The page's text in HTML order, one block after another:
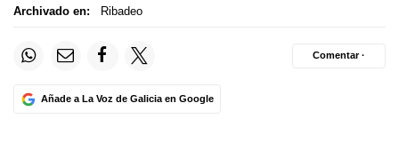
Archivado en: Ribadeo
Añade a La Voz de Galicia en Google
Comentar ·